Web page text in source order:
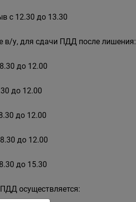
с 12.30 до 13.30
в/у, для сдачи ПДД после лишения:
до 12.00
до 12.00
до 12.00
до 12.00
до 15.30
осуществляется: